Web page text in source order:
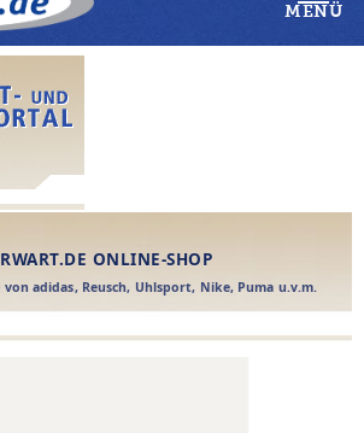
MENÜ